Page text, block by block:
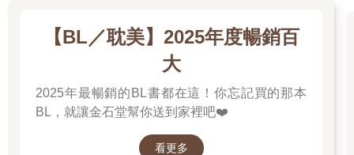
【BL／耽美】2025年度暢銷百
大
2025年最暢銷的BL書都在這！你忘記買的那本
BL，就讓金石堂幫你送到家裡吧❤️
看更多